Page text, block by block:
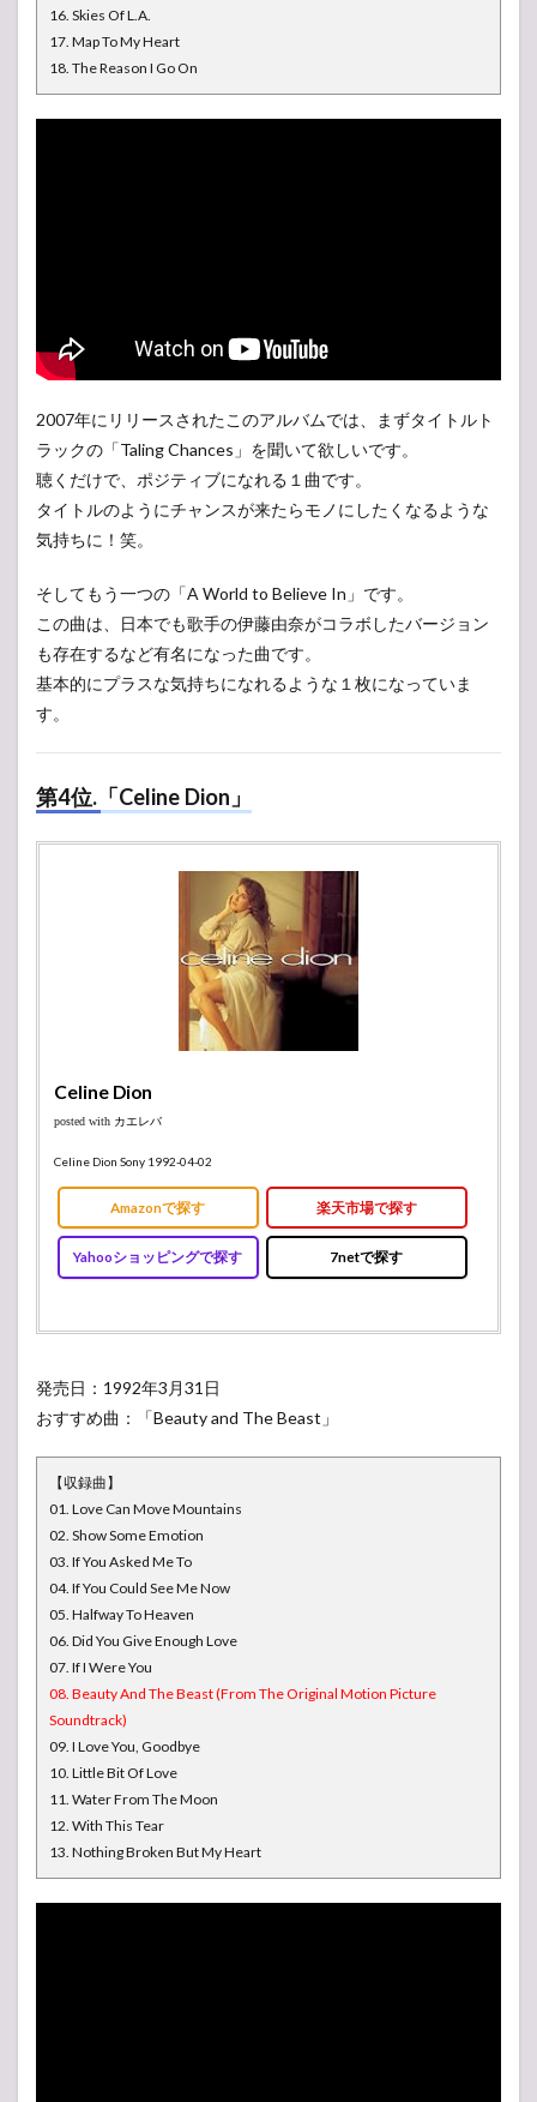
16. Skies Of L.A.
17. Map To My Heart
18. The Reason I Go On
2007年にリリースされたこのアルバムでは、まずタイトルト
ラックの「Taling Chances」を聞いて欲しいです。
聴くだけで、ポジティブになれる１曲です。
タイトルのようにチャンスが来たらモノにしたくなるような
気持ちに！笑。
そしてもう一つの「A World to Believe In」です。
この曲は、日本でも歌手の伊藤由奈がコラボしたバージョン
も存在するなど有名になった曲です。
基本的にプラスな気持ちになれるような１枚になっていま
す。
第4位.「Celine Dion」
Celine Dion
posted with カエレバ
Celine Dion Sony 1992-04-02
Amazonで探す 楽天市場で探す
Yahooショッピングで探す 7netで探す
発売日：1992年3月31日
おすすめ曲：「Beauty and The Beast」
【収録曲】
01. Love Can Move Mountains
02. Show Some Emotion
03. If You Asked Me To
04. If You Could See Me Now
05. Halfway To Heaven
06. Did You Give Enough Love
07. If I Were You
08. Beauty And The Beast (From The Original Motion Picture
Soundtrack)
09. I Love You, Goodbye
10. Little Bit Of Love
11. Water From The Moon
12. With This Tear
13. Nothing Broken But My Heart